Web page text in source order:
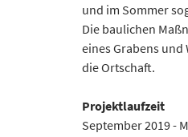
und im Sommer
Die baulichen
eines Grabens
die Ortschaft.
Projektlaufzeit
September 2019 -